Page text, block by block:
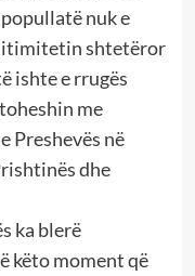
nuk e
shtetëror
ishte e rrugës
me
Preshevës në
dhe
ka blerë
këto moment që